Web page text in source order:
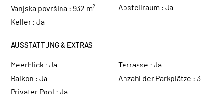
Vanjska površina : 932 m2 Abstellraum :Ja
Keller :Ja
AUSSTATTUNG & EXTRAS
Meerblick :Ja Terrasse :Ja
Balkon :Ja Anzahl der Parkplätze :3
Privater Pool :Ja